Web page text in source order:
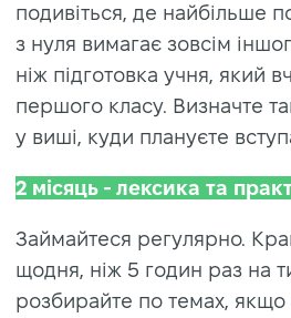
подивіться, де найбільше
з нуля вимагає зовсім
ніж підготовка учня, який
першого класу. Визначте
у виші, куди плануєте
2 місяць - лексика та
Займайтеся регулярно.
щодня, ніж 5 годин раз на
розбирайте по темах, якщо